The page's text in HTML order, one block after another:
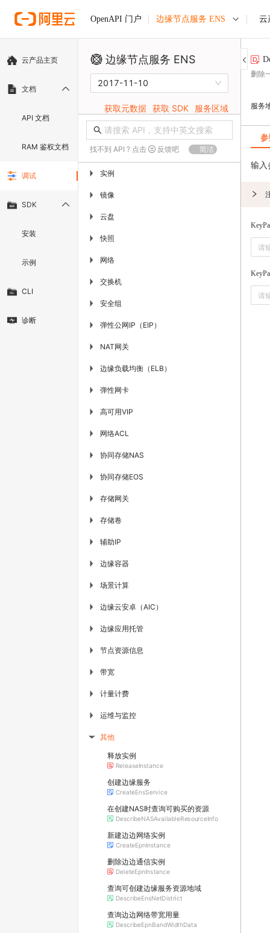
OpenAPI 门户 边缘节点服务 ENS 云
云产品主页
文档
API 文档
RAM 鉴权文档
调试
SDK
安装
示例
CLI
诊断
边缘节点服务 ENS
2017-11-10
获取元数据 获取 SDK 服务区域
找不到 API ? 点击 反馈吧 简洁
▶ 实例
▶ 镜像
▶ 云盘
▶ 快照
▶ 网络
▶ 交换机
▶ 安全组
▶ 弹性公网IP（EIP）
▶ NAT网关
▶ 边缘负载均衡（ELB）
▶ 弹性网卡
▶ 高可用VIP
▶ 网络ACL
▶ 协同存储NAS
▶ 协同存储EOS
▶ 存储网关
▶ 存储卷
▶ 辅助IP
▶ 边缘容器
▶ 场景计算
▶ 边缘云安卓（AIC）
▶ 边缘应用托管
▶ 节点资源信息
▶ 带宽
▶ 计量计费
▶ 运维与监控
▶ 其他
释放实例
ReleaseInstance
创建边缘服务
CreateEnsService
在创建NAS时查询可购买的资源
DescribeNASAvailableResourceInfo
新建边边网络实例
CreateEpnInstance
删除边边通信实例
DeleteEpnInstance
查询可创建边缘服务资源地域
DescribeEnsNetDistrict
查询边边网络带宽用量
DescribeEpnBandWidthData
删除
服务
输入